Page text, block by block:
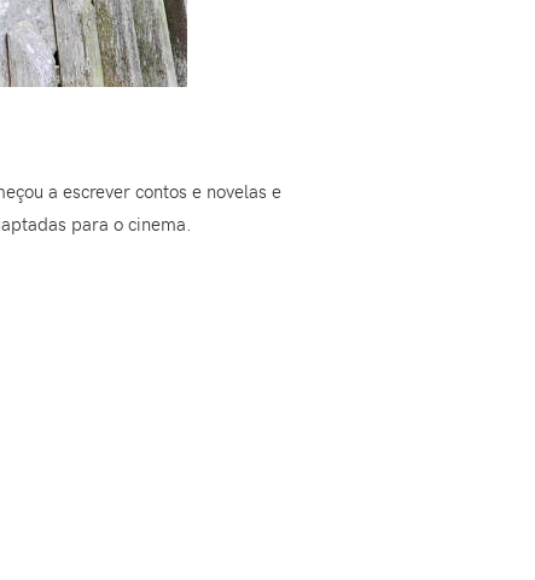
a escrever contos e novelas e
para o cinema.